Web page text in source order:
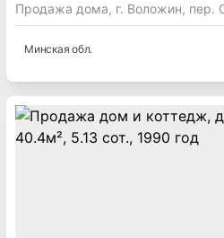
Продажа дома, г. Воложин, пер.
Минская обл.